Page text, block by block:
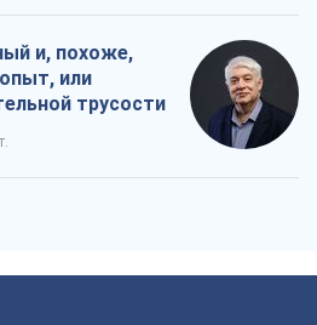
и, похоже,
или
трусости